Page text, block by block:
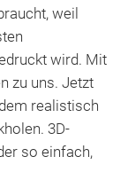
weil
wird. Mit
zu uns. Jetzt
realistisch
3D-
so einfach,